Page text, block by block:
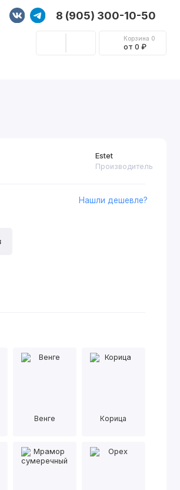
8 (905) 300-10-50
Корзина 0
от 0 ₽
Estet
Производитель
Нашли дешевле?
Венге Корица